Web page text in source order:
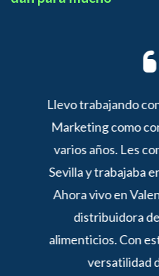
Llevo trabajando
Marketing como
varios años. Les
Sevilla y trabajaba
Ahora vivo en
distribuidora
alimenticios. Con
versatilidad